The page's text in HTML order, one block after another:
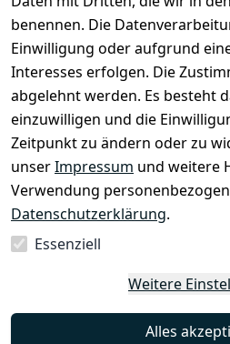
benennen. Die
Einwilligung oder aufgrund
Interesses erfolgen. Die
abgelehnt werden. Es besteht
einzuwilligen und die
Zeitpunkt zu ändern oder zu
unserImpressum und weitere
Verwendung
Datenschutzerklärung.
Essenziell
Weitere
Alles
z
Newsletter
Unsere
Partner
FAQ